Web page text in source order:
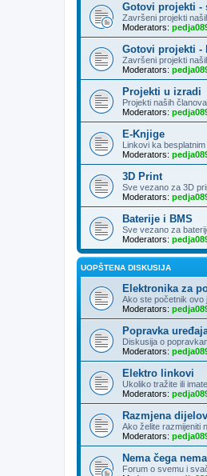
Gotovi projekti -
Završeni projekti
Moderators:
Gotovi projekti -
Završeni projekti
Moderators:
Projekti u izradi
Projekti naših
Moderators:
E-Knjige
Linkovi ka besplatnim
Moderators:
3D Print
Sve vezano za 3D
Moderators:
Baterije i BMS
Sve vezano za
Moderators:
UOPŠTENA DISKUSIJA
Elektronika za
Ako ste početnik ovo
Moderators:
Popravka
Diskusija o
Moderators:
Elektro linkovi
Ukoliko tražite ili
Moderators:
Razmjena
Ako želite razmijeniti
Moderators:
Nema čega nema
Forum o svemu i